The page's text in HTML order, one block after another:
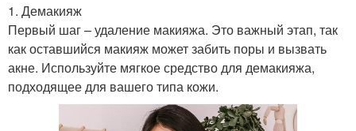
1. Демакияж
Первый шаг – удаление макияжа. Это важный этап, так
как оставшийся макияж может забить поры и вызвать
акне. Используйте мягкое средство для демакияжа,
подходящее для вашего типа кожи.